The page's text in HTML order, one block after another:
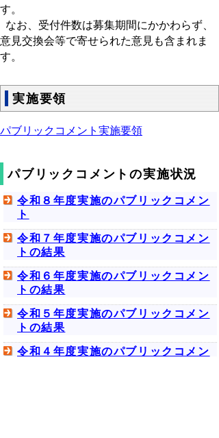
す。
なお、受付件数は募集期間にかかわらず、
意見交換会等で寄せられた意見も含まれま
す。
実施要領
パブリックコメント実施要領
パブリックコメントの実施状況
令和８年度実施のパブリックコメン
ト
令和７年度実施のパブリックコメン
トの結果
令和６年度実施のパブリックコメン
トの結果
令和５年度実施のパブリックコメン
トの結果
令和４年度実施のパブリックコメン